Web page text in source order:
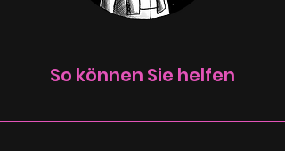
So können Sie helfen